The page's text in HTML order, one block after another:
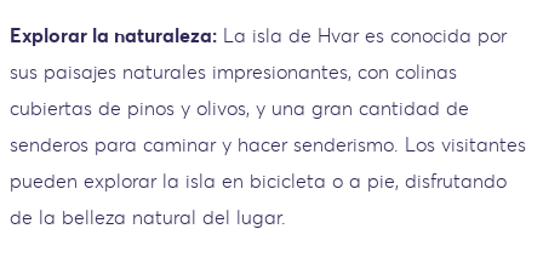
Explorar la naturaleza: La isla de Hvar es conocida por
sus paisajes naturales impresionantes, con colinas
cubiertas de pinos y olivos, y una gran cantidad de
senderos para caminar y hacer senderismo. Los visitantes
pueden explorar la isla en bicicleta o a pie, disfrutando
de la belleza natural del lugar.